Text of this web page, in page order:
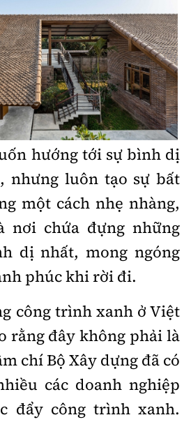
hướng tới sự bình dị
nhưng luôn tạo sự bất
một cách nhẹ nhàng,
nơi chứa đựng những
dị nhất, mong ngóng
phúc khi rời đi.
công trình xanh ở Việt
rằng đây không phải là
chí Bộ Xây dựng đã có
các doanh nghiệp
đẩy công trình xanh.